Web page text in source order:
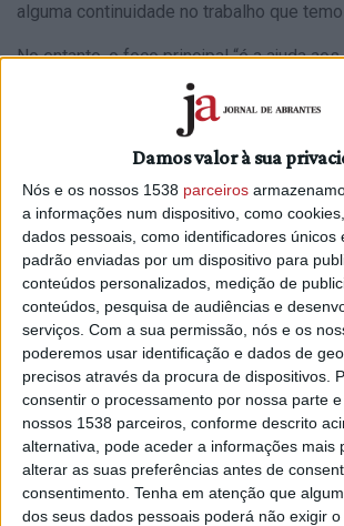
Damos valor à sua
Nós e os nossos 1538 parceiros
a informações num dispositivo, como
dados pessoais, como identificadores únicos
padrão enviadas por um dispositivo para
conteúdos personalizados, medição de
conteúdos, pesquisa de audiências e
serviços. Com a sua permissão, nós e os
poderemos usar identificação e dados de
precisos através da procura de dispositivos.
consentir o processamento por nossa parte
nossos 1538 parceiros, conforme descrito
alternativa, pode aceder a informações mais
alterar as suas preferências antes de
consentimento. Tenha em atenção que
dos seus dados pessoais poderá não exigir o
alguma continuidade no trabalho que
No entanto, o foco principal “é a ajuda
que mais necessitam, nomeadamente
bolsas, na ajuda a algumas associações
prestam ajuda na comunidade e também
longe, como foi Moçambique”.